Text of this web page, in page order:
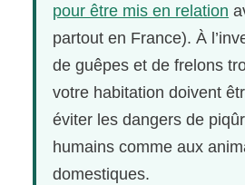
pour être mis en relation
partout en France). À
de guêpes et de frelons
votre habitation doivent
éviter les dangers de
humains comme aux
domestiques.